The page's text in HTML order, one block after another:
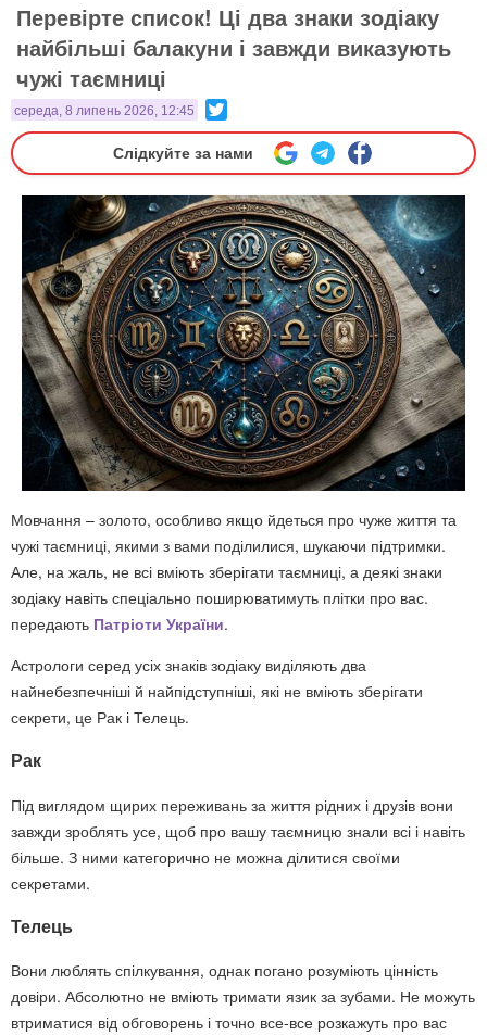
Перевірте список! Ці два знаки зодіаку
найбільші балакуни і завжди виказують
чужі таємниці
середа, 8 липень 2026, 12:45
Слідкуйте за нами
Мовчання – золото, особливо якщо йдеться про чуже життя та
чужі таємниці, якими з вами поділилися, шукаючи підтримки.
Але, на жаль, не всі вміють зберігати таємниці, а деякі знаки
зодіаку навіть спеціально поширюватимуть плітки про вас.
передають Патріоти України.
Астрологи серед усіх знаків зодіаку виділяють два
найнебезпечніші й найпідступніші, які не вміють зберігати
секрети, це Рак і Телець.
Рак
Під виглядом щирих переживань за життя рідних і друзів вони
завжди зроблять усе, щоб про вашу таємницю знали всі і навіть
більше. З ними категорично не можна ділитися своїми
секретами.
Телець
Вони люблять спілкування, однак погано розуміють цінність
довіри. Абсолютно не вміють тримати язик за зубами. Не можуть
втриматися від обговорень і точно все-все розкажуть про вас